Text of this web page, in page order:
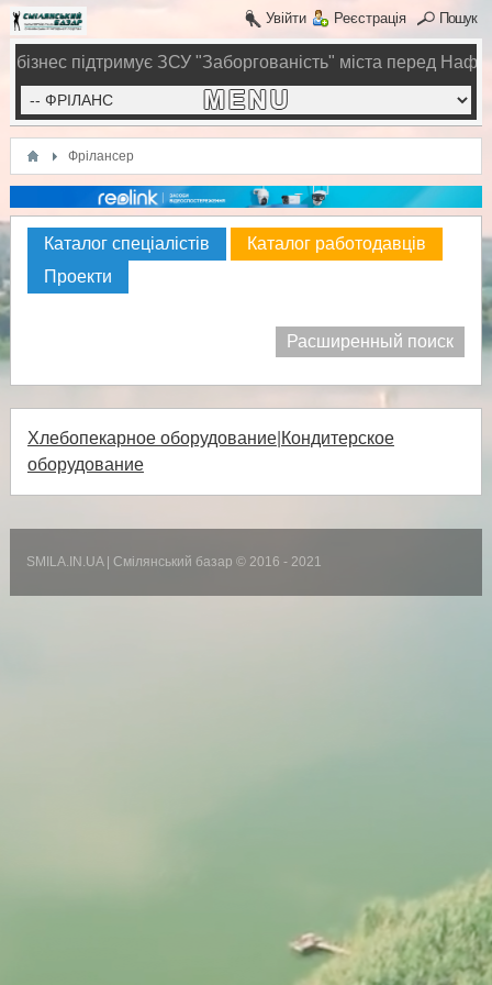
Пошук
Увійти Реєстрація
бізнес підтримує ЗСУ "Заборгованість" міста перед
Фрілансер
Каталог спеціалістів
Каталог работодавців
Проекти
Расширенный поиск
Хлебопекарное оборудование| Кондитерское
оборудование
SMILA.IN.UA | Смілянський базар © 2016 - 2021